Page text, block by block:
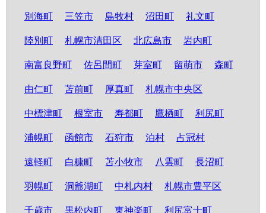
別海町 三笠市 島牧村 沼田町 礼文町
陸別町 札幌市清田区 北広島市 岩内町
南富良野町 佐呂間町 芽室町 留萌市 森町
由仁町 苫前町 厚真町 札幌市中央区
中標津町 根室市 寿都町 鷹栖町 利尻町
浦幌町 函館市 石狩市 泊村 占冠村
遠軽町 白糠町 苫小牧市 八雲町 長沼町
羽幌町 洞爺湖町 中札内村 札幌市豊平区
千歳市 黒松内町 東神楽町 利尻富士町